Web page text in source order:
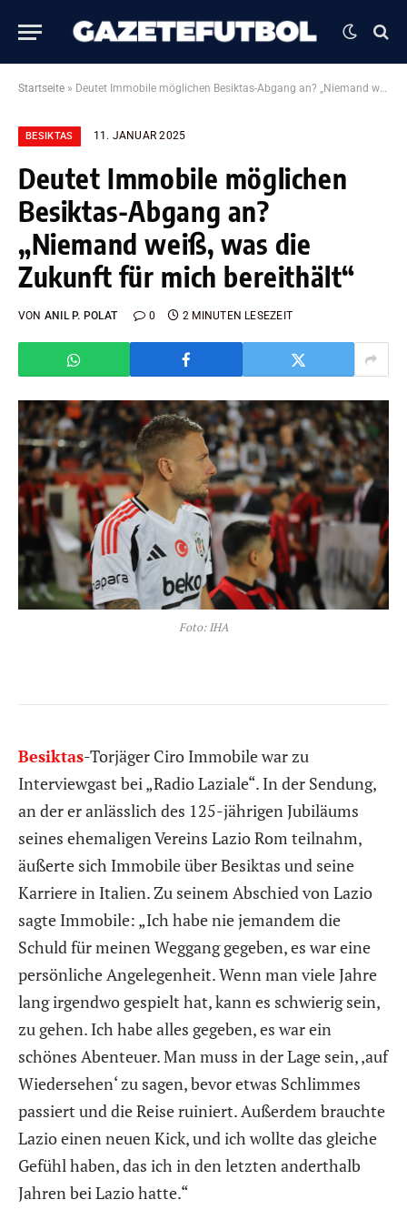
Startseite » Deutet Immobile möglichen Besiktas-Abgang an? „Niemand weiß, was die Zukunft für mich bereithält“
BESIKTAS 11. JANUAR 2025
Deutet Immobile möglichen
Besiktas-Abgang an?
„Niemand weiß, was die
Zukunft für mich bereithält“
VON ANIL P. POLAT 0 2 MINUTEN LESEZEIT
Foto: IHA
Besiktas-Torjäger Ciro Immobile war zu
Interviewgast bei „Radio Laziale“. In der Sendung,
an der er anlässlich des 125-jährigen Jubiläums
seines ehemaligen Vereins Lazio Rom teilnahm,
äußerte sich Immobile über Besiktas und seine
Karriere in Italien. Zu seinem Abschied von Lazio
sagte Immobile: „Ich habe nie jemandem die
Schuld für meinen Weggang gegeben, es war eine
persönliche Angelegenheit. Wenn man viele Jahre
lang irgendwo gespielt hat, kann es schwierig sein,
zu gehen. Ich habe alles gegeben, es war ein
schönes Abenteuer. Man muss in der Lage sein, ‚auf
Wiedersehen‘ zu sagen, bevor etwas Schlimmes
passiert und die Reise ruiniert. Außerdem brauchte
Lazio einen neuen Kick, und ich wollte das gleiche
Gefühl haben, das ich in den letzten anderthalb
Jahren bei Lazio hatte.“